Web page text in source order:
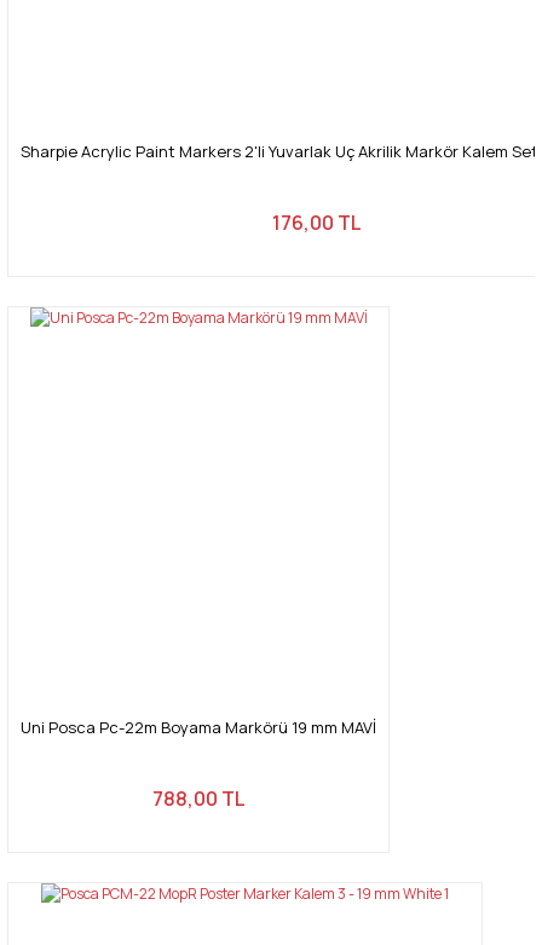
Sharpie Acrylic Paint Markers 2'li Yuvarlak Uç Akrilik Markör Kalem Seti
176,00 TL
Uni Posca Pc-22m Boyama Markörü 19 mm MAVİ
788,00 TL